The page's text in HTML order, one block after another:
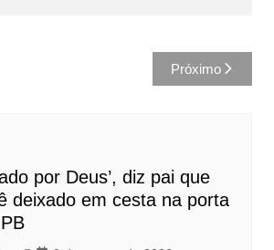
Próximo
por Deus’, diz pai que
deixado em cesta na porta